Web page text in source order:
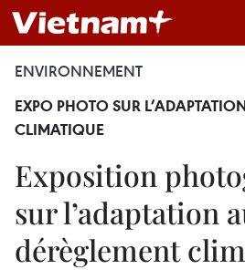
ENVIRONNEMENT
EXPO PHOTO SUR
CLIMATIQUE
Exposition
sur l’adaptation
dérèglement